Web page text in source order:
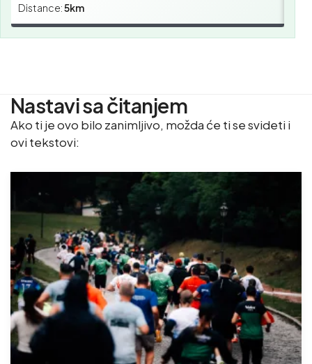
Distance:5km
Nastavi sa čitanjem
Ako ti je ovo bilo zanimljivo, možda će ti se svideti i
ovi tekstovi: